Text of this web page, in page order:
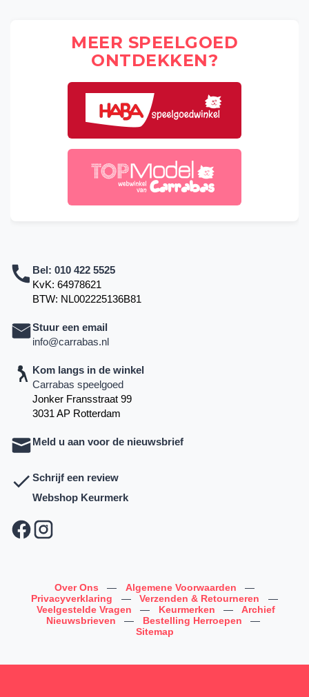
MEER SPEELGOED
ONTDEKKEN?
Bel: 010 422 5525
KvK: 64978621
BTW: NL002225136B81
Stuur een email
info@carrabas.nl
Kom langs in de winkel
Carrabas speelgoed
Jonker Fransstraat 99
3031 AP Rotterdam
Meld u aan voor de nieuwsbrief
Schrijf een review
Webshop Keurmerk
Over Ons — Algemene Voorwaarden
—
Privacyverklaring
— Verzenden & Retourneren
—
Veelgestelde Vragen
— Keurmerken —
Archief
Nieuwsbrieven
— Bestelling Herroepen
—
Sitemap